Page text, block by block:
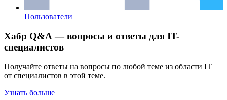
Пользователи
Хабр Q&A — вопросы и ответы для IT-
специалистов
Получайте ответы на вопросы по любой теме из области IT
от специалистов в этой теме.
Узнать больше